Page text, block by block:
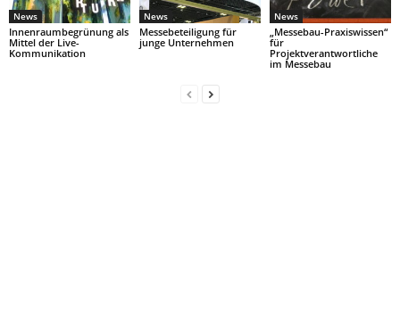
News
Innenraumbegrünung als
Mittel der Live-
Kommunikation
News
Messebeteiligung für
junge Unternehmen
News
„Messebau-Praxiswissen“
für
Projektverantwortliche
im Messebau